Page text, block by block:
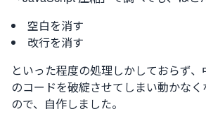
空白を消す
改行を消す
といった程度の処理しかしておらず
のコードを破綻させてしまい動かな
ので、自作しました。